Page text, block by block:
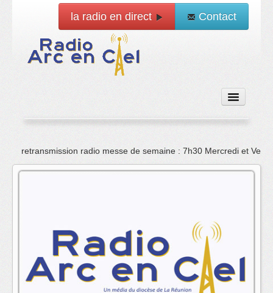
la radio en direct Contact
Accueil
Emissions
La radio
L'équipe
retransmission radio messe de semaine : 7h30 Mercredi et